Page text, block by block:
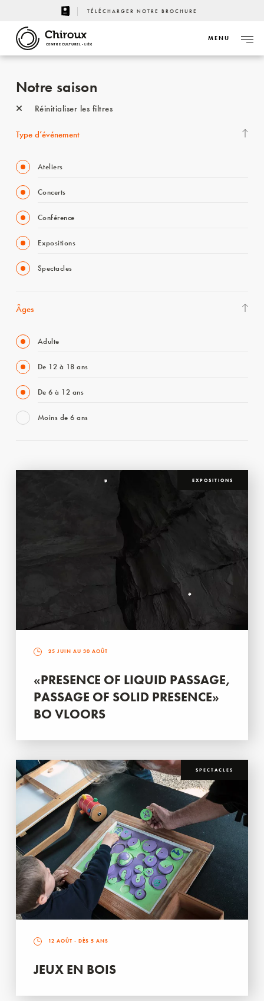
TÉLÉCHARGER NOTRE BROCHURE
CENTRE CULTUREL - LIÈGE
MENU
Notre saison
Réinitialiser les filtres
Type d’événement
Ateliers
Concerts
Conférence
Expositions
Spectacles
Âges
Adulte
De 12 à 18 ans
De 6 à 12 ans
Moins de 6 ans
EXPOSITIONS
25 JUIN AU 30 AOÛT
«PRESENCE OF LIQUID PASSAGE,
PASSAGE OF SOLID PRESENCE»
BO VLOORS
SPECTACLES
12 AOÛT - DÈS 5 ANS
JEUX EN BOIS